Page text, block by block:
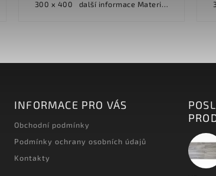
300 x 400 další informace Materiál
INFORMACE PRO VÁS
Obchodní podmínky
Podmínky ochrany osobních údajů
Kontakty